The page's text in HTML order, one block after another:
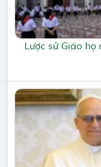
Lược sử Giáo họ